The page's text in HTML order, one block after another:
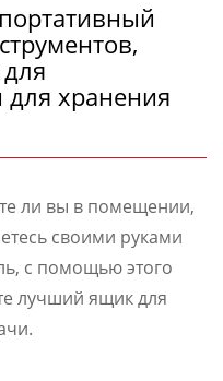
хранения
ли вы в помещении,
своими руками
с помощью этого
лучший ящик для